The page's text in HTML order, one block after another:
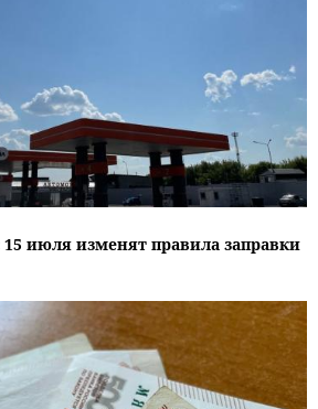
15 июля изменят правила заправки